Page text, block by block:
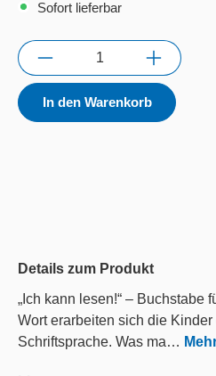
Sofort lieferbar
Anzahl
In den Warenkorb
Details zum Produkt
„Ich kann lesen!“ – Buchstabe
Wort erarbeiten sich die
Schriftsprache. Was ma…